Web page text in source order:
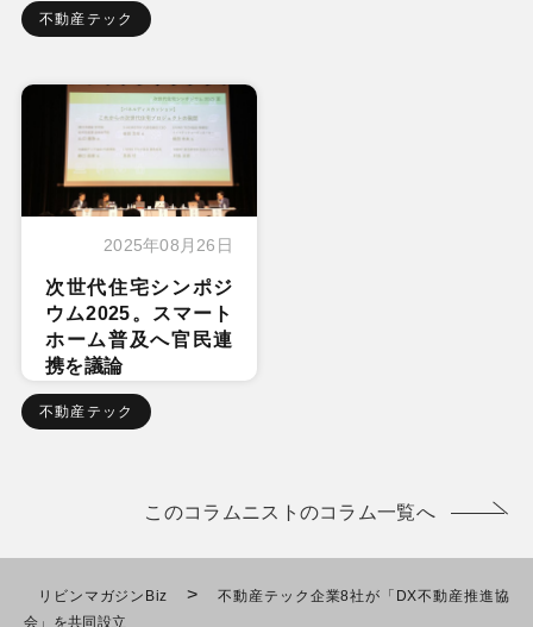
不動産テック
2025年08月26日
次世代住宅シンポジ
ウム2025。スマート
ホーム普及へ官民連
携を議論
不動産テック
このコラムニストのコラム一覧へ
リビンマガジンBiz >
不動産テック企業8社が「DX不動産推進協
会」を共同設立